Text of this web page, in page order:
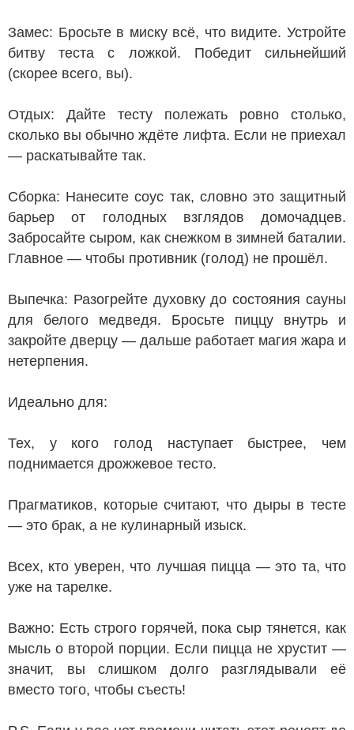
Замес: Бросьте в миску всё, что видите. Устройте
битву теста с ложкой. Победит сильнейший
(скорее всего, вы).
Отдых: Дайте тесту полежать ровно столько,
сколько вы обычно ждёте лифта. Если не приехал
— раскатывайте так.
Сборка: Нанесите соус так, словно это защитный
барьер от голодных взглядов домочадцев.
Забросайте сыром, как снежком в зимней баталии.
Главное — чтобы противник (голод) не прошёл.
Выпечка: Разогрейте духовку до состояния сауны
для белого медведя. Бросьте пиццу внутрь и
закройте дверцу — дальше работает магия жара и
нетерпения.
Идеально для:
Тех, у кого голод наступает быстрее, чем
поднимается дрожжевое тесто.
Прагматиков, которые считают, что дыры в тесте
— это брак, а не кулинарный изыск.
Всех, кто уверен, что лучшая пицца — это та, что
уже на тарелке.
Важно: Есть строго горячей, пока сыр тянется, как
мысль о второй порции. Если пицца не хрустит —
значит, вы слишком долго разглядывали её
вместо того, чтобы съесть!